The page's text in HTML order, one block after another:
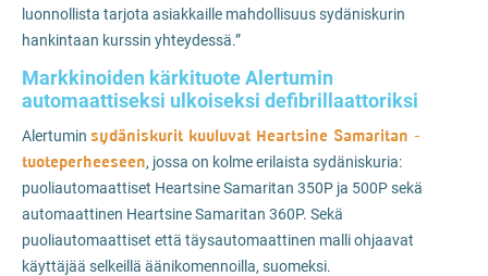
luonnollista tarjota asiakkaille mahdollisuus sydäniskurin
hankintaan kurssin yhteydessä.”
Markkinoiden kärkituote Alertumin
automaattiseksi ulkoiseksi defibrillaattoriksi
Alertumin sydäniskurit kuuluvat Heartsine Samaritan -
tuoteperheeseen, jossa on kolme erilaista sydäniskuria:
puoliautomaattiset Heartsine Samaritan 350P ja 500P sekä
automaattinen Heartsine Samaritan 360P. Sekä
puoliautomaattiset että täysautomaattinen malli ohjaavat
käyttäjää selkeillä äänikomennoilla, suomeksi.